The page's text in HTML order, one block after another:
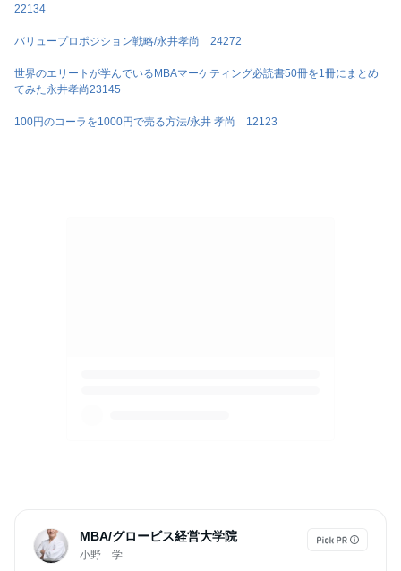
22134
バリュープロポジション戦略/永井孝尚 24272
世界のエリートが学んでいるMBAマーケティング必読書50冊を1冊にまとめ
てみた永井孝尚23145
100円のコーラを1000円で売る方法/永井 孝尚 12123
MBA/グロービス経営大学院
小野 学